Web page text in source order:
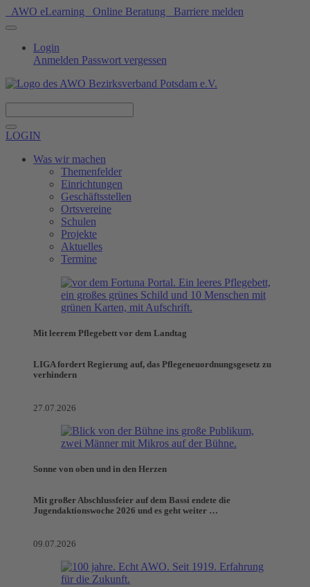
AWO eLearning Online Beratung Barriere melden
Login
Anmelden Passwort vergessen
LOGIN
Was wir machen
Themenfelder
Einrichtungen
Geschäftsstellen
Ortsvereine
Schulen
Projekte
Aktuelles
Termine
Mit leerem Pflegebett vor dem Landtag
LIGA fordert Regierung auf, das Pflegeneuordnungsgesetz zu
verhindern
27.07.2026
Sonne von oben und in den Herzen
Mit großer Abschlussfeier auf dem Bassi endete die
Jugendaktionswoche 2026 und es geht weiter …
09.07.2026